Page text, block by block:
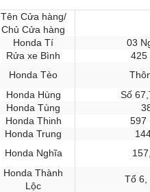
Tên Cửa hàng/
Chủ Cửa hàng
Honda Tí
03
Rửa xe Bình
425
Honda Tèo
Honda Hùng
Số
Honda Tùng
Honda Thinh
597
Honda Trung
Honda Nghĩa
Honda Thành
Lộc
Tổ 6,